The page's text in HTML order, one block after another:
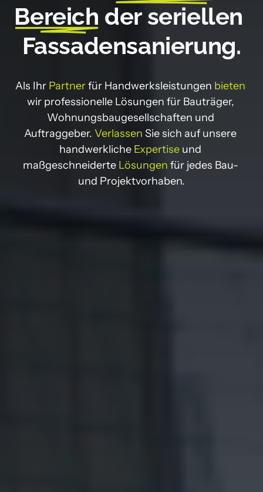
Bereich der seriellen
Fassadensanierung.
Als Ihr Partner für Handwerksleistungen
wir professionelle Lösungen für Bauträger,
Wohnungsbaugesellschaften und
Auftraggeber. Verlassen Sie sich auf unsere
handwerkliche Expertise und
maßgeschneiderte Lösungen für jedes Bau-
und Projektvorhaben.